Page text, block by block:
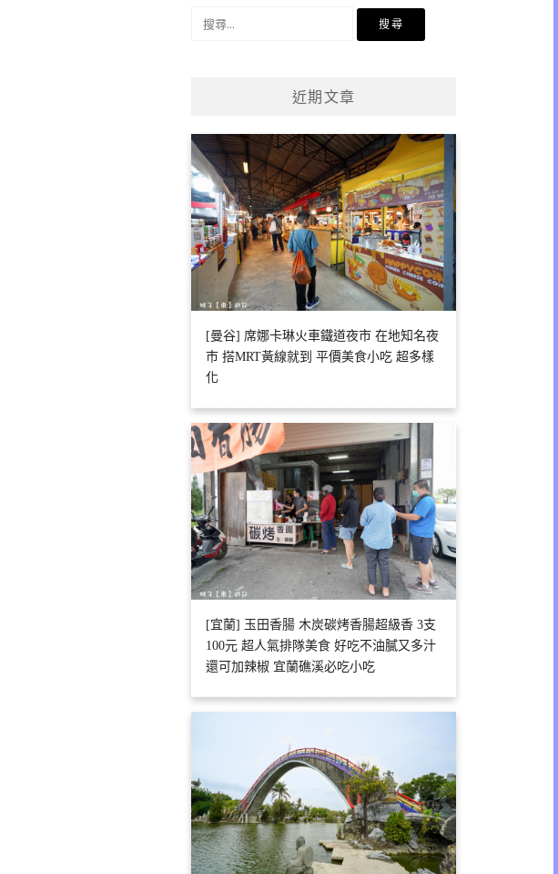
近期文章
[曼谷] 席娜卡琳火車鐵道夜市 在地知名夜
市 搭MRT黃線就到 平價美食小吃 超多樣
化
[宜蘭] 玉田香腸 木炭碳烤香腸超級香 3支
100元 超人氣排隊美食 好吃不油膩又多汁
還可加辣椒 宜蘭礁溪必吃小吃